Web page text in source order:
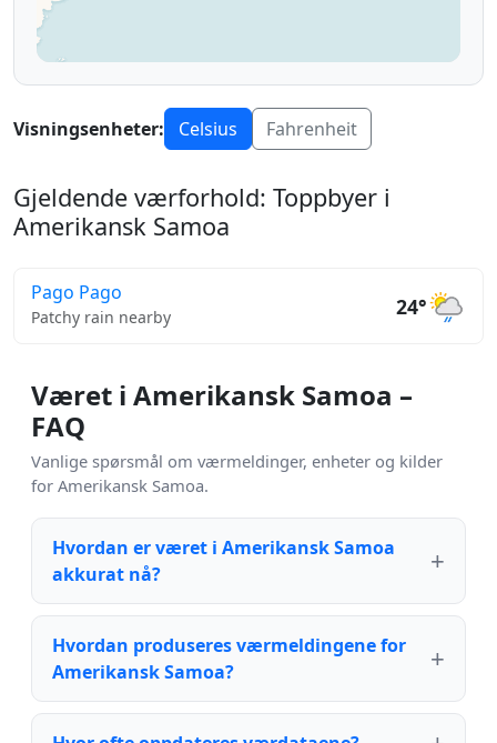
Visningsenheter: Celsius Fahrenheit
Gjeldende værforhold: Toppbyer i
Amerikansk Samoa
Pago Pago
Patchy rain nearby 24°
Været i Amerikansk Samoa –
FAQ
Vanlige spørsmål om værmeldinger, enheter og kilder
for Amerikansk Samoa.
Hvordan er været i Amerikansk Samoa
akkurat nå?
Hvordan produseres værmeldingene for
Amerikansk Samoa?